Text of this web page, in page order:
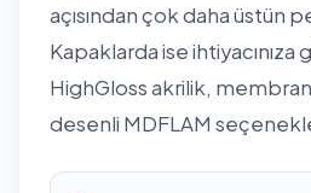
açısından çok daha üstün
Kapaklarda ise ihtiyacınıza
HighGloss akrilik,
desenli MDFLAM